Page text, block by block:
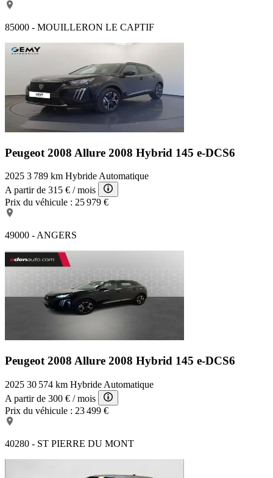
85000 - MOUILLERON LE CAPTIF
Peugeot 2008 Allure 2008 Hybrid 145 e-DCS6
2025 3 789 km HybrideAutomatique
A partir de 315 € / mois
Prix du véhicule : 25 979 €
49000 - ANGERS
Peugeot 2008 Allure 2008 Hybrid 145 e-DCS6
2025 30 574 km Hybride Automatique
A partir de 300 € / mois
Prix du véhicule : 23 499 €
40280 - ST PIERRE DU MONT